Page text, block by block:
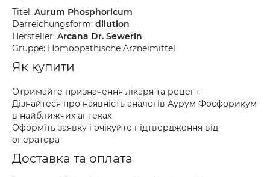
Titel: Aurum Phosphoricum
Darreichungsform: dilution
Hersteller: Arcana Dr. Sewerin
Gruppe: Homöopathische Arzneimittel
Як купити
Отримайте призначення лікаря та рецепт
Дізнайтеся про наявність аналогів Аурум Фосфорикум
в найближчих аптеках
Оформіть заявку і очікуйте підтвердження від
оператора
Доставка та оплата